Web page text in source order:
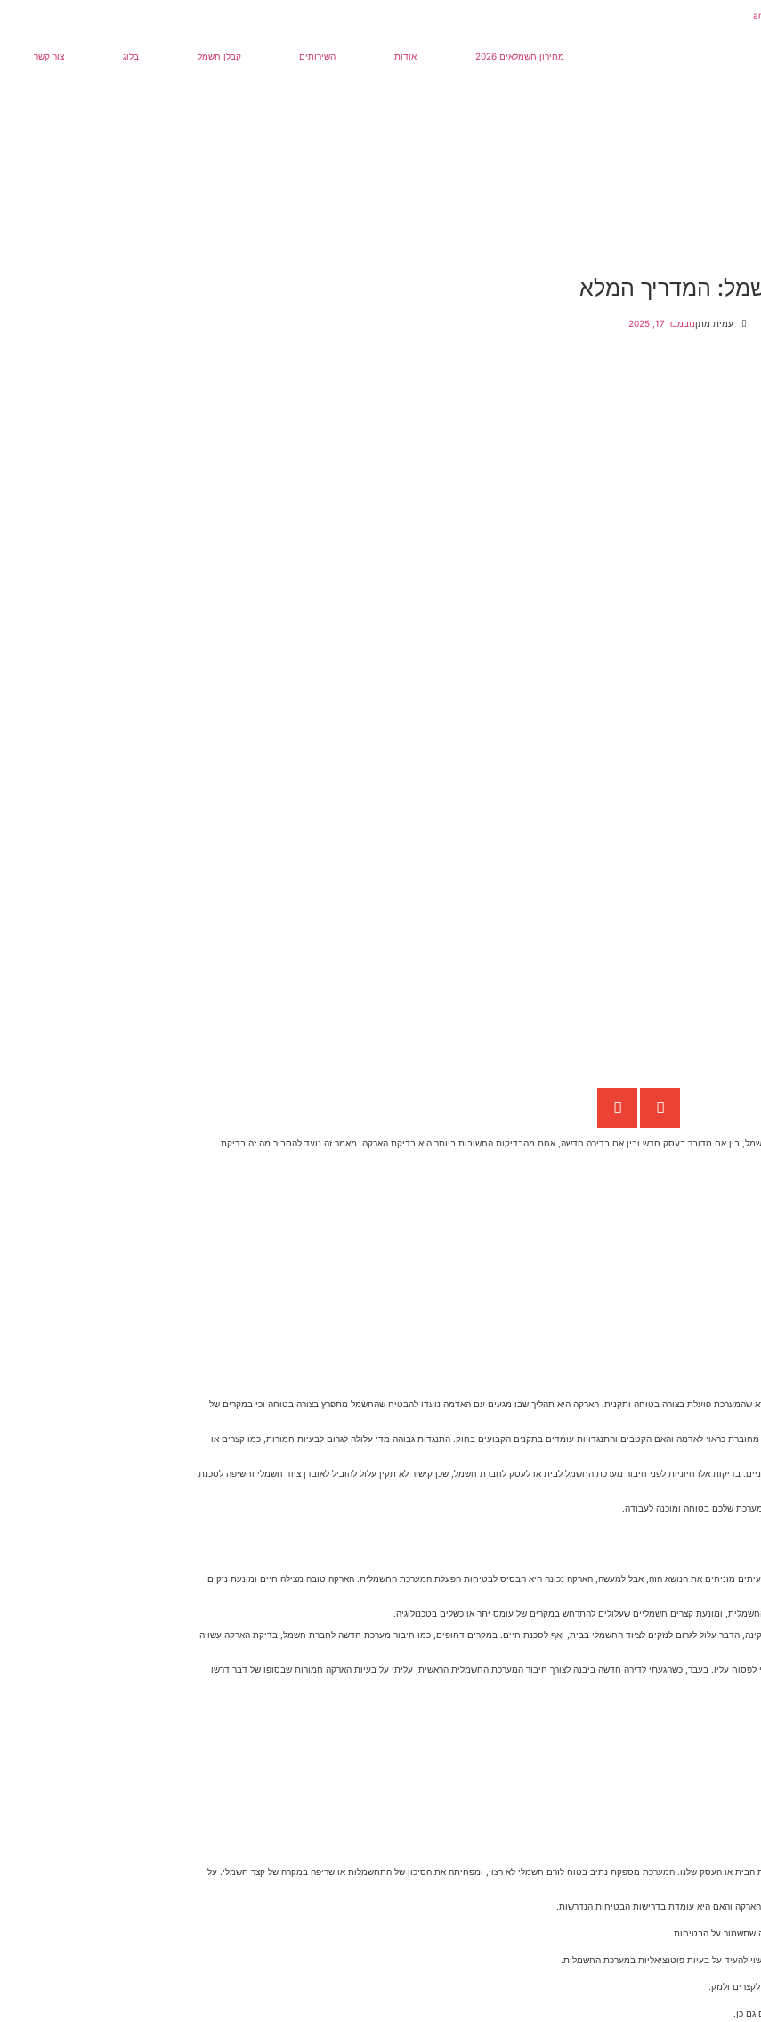
מחירון חשמלאים 2026 אודות השירותים קבלן חשמל בלוג צור קשר
המדריך המלא
עמית מתןנובמבר 17, 2025
שנים בתחום החשמל. כאשר מדובר בחיבור לחשמל, בין אם מדובר בעסק חדש ובין אם בדירה חדשה, אחת מהבדיקות החשובות ביותר היא בדיקת הארקה. מאמר זה נועד להסביר מה זה בדיקת
שהמערכת פועלת בצורה בטוחה ותקנית. הארקה היא תהליך שבו מגעים עם האדמה נועדו להבטיח שהחשמל מתפרץ בצורה בטוחה וכי במקרים של
כראוי לאדמה והאם הקטבים והתנגדויות עומדים בתקנים הקבועים בחוק. התנגדות גבוהה מדי עלולה לגרום לבעיות חמורות, כמו קצרים או
בדיקות אלו חיוניות לפני חיבור מערכת החשמל לבית או לעסק לחברת חשמל, שכן קישור לא תקין עלול להוביל לאובדן ציוד חשמלי וחשיפה לסכנת
שלכם בטוחה ומוכנה לעבודה.
מזניחים את הנושא הזה, אבל למעשה, הארקה נכונה היא הבסיס לבטיחות הפעלת המערכת החשמלית. הארקה טובה מצילה חיים ומונעת נזקים
ומונעת קצרים חשמליים שעלולים להתרחש במקרים של עומס יתר או כשלים בטכנולוגיה.
הדבר עלול לגרום לנזקים לציוד החשמלי בבית, ואף לסכנת חיים. במקרים דחופים, כמו חיבור מערכת חדשה לחברת חשמל, בדיקת הארקה עשויה
עליו. בעבר, כשהגעתי לדירה חדשה ביבנה לצורך חיבור המערכת החשמלית הראשית, עליתי על בעיות הארקה חמורות שבסופו של דבר דרשו
או העסק שלנו. המערכת מספקת נתיב בטוח לזרם חשמלי לא רצוי, ומפחיתה את הסיכון של התחשמלות או שריפה במקרה של קצר חשמלי. על